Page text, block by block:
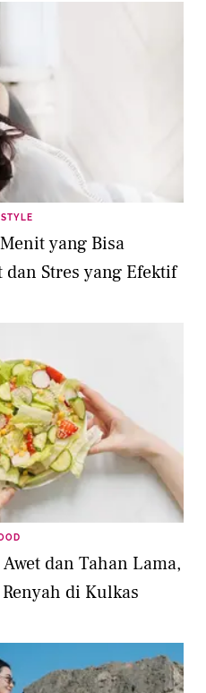
yang Bisa
Stres yang Efektif
dan Tahan Lama,
di Kulkas